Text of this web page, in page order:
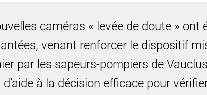
caméras « levée de doute » ont
venant renforcer le dispositif
par les sapeurs-pompiers de
d’aide à la décision efficace pour